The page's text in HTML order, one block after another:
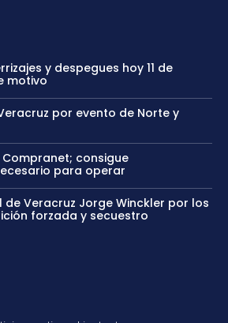
y despegues hoy 11 de
motivo
por evento de Norte y
consigue
para operar
de Veracruz Jorge Winckler por los
forzada y secuestro